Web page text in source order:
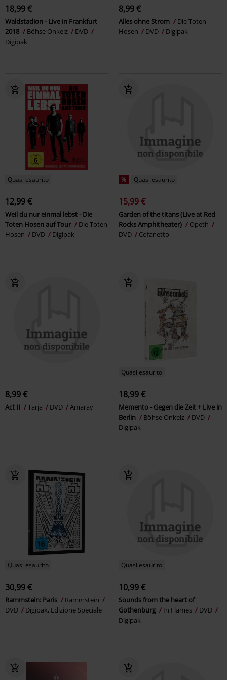
18,99 €
Waldstadion - Live in Frankfurt
2018
Böhse Onkelz
DVD
Digipak
8,99 €
Alles ohne Strom
Die Toten
Hosen
DVD Digipak
Quasi esaurito
12,99 €
Weil du nur einmal lebst - Die
Toten Hosen auf Tour
Die Toten
Hosen
DVD Digipak
% Quasi esaurito
15,99 €
Garden of the titans (Live at Red
Rocks Amphitheater)
Opeth
DVD
Cofanetto
8,99 €
Act II Tarja DVD Amaray
Quasi esaurito
18,99 €
Memento - Gegen die Zeit + Live in
Berlin
Böhse Onkelz
DVD
Digipak
Quasi esaurito
30,99 €
Rammstein: Paris
Rammstein
DVD
Digipak, Edizione Speciale
Quasi esaurito
10,99 €
Sounds from the heart of
Gothenburg
In Flames
DVD
Digipak